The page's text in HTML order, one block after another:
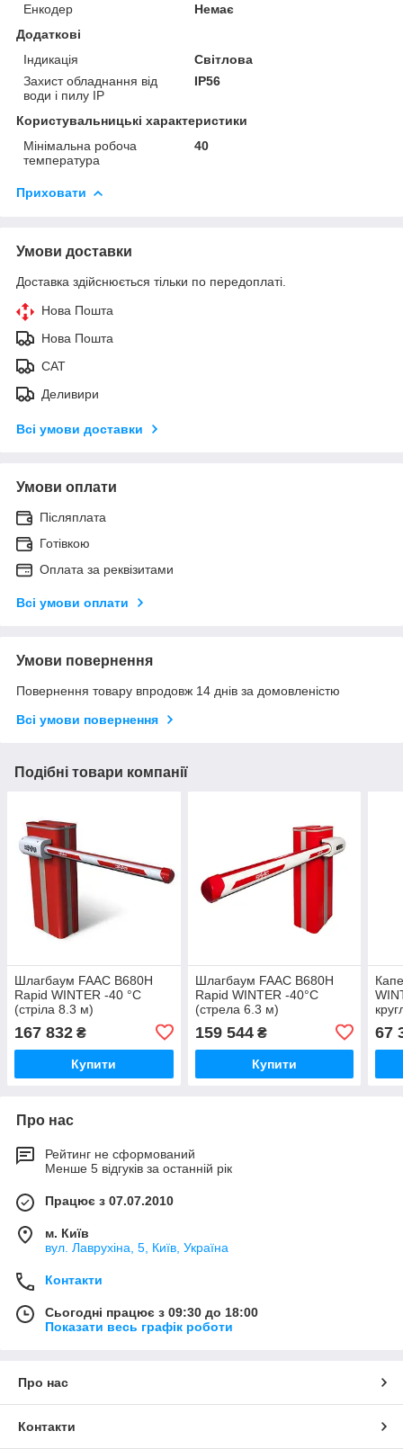
Енкодер
Немає
Додаткові
Індикація
Світлова
Захист обладнання від
води і пилу IP
IP56
Користувальницькі характеристики
Мінімальна робоча
температура
40
Приховати
Умови доставки
Доставка здійснюється тільки по передоплаті.
Нова Пошта
Нова Пошта
САТ
Деливири
Всі умови доставки
Умови оплати
Післяплата
Готівкою
Оплата за реквізитами
Всі умови оплати
Умови повернення
Повернення товару впродовж 14 днів за домовленістю
Всі умови повернення
Подібні товари компанії
Шлагбаум FAAC B680H
Rapid WINTER -40 °C
(стріла 8.3 м)
167 832 ₴
Купити
Шлагбаум FAAC B680H
Rapid WINTER -40°C
(стрела 6.3 м)
159 544₴
Купити
67
Про нас
Рейтинг не сформований
Менше 5 відгуків за останній рік
Працює з 07.07.2010
м. Київ
вул. Лаврухіна, 5, Київ, Україна
Контакти
Сьогодні працює з 09:30 до 18:00
Показати весь графік роботи
Про нас
Контакти